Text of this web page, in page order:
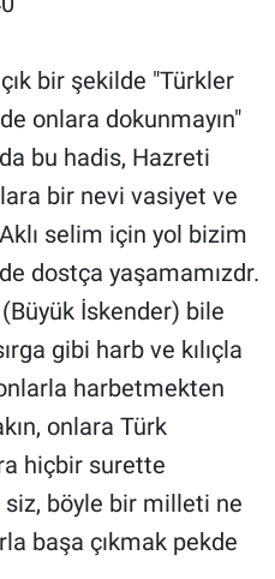
bir şekilde "Türkler
onlara dokunmayın"
bu hadis, Hazreti
bir nevi vasiyet ve
selim için yol bizim
dostça yaşamamızdr.
İskender) bile
gibi harb ve kılıçla
harbetmekten
onlara Türk
hiçbir surette
siz, böyle bir milleti ne
başa çıkmak pekde